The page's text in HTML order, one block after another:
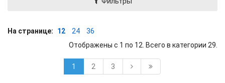
На странице: 12 24
36
Отображены с 1 по 12. Всего в категории 29.
1 2 3